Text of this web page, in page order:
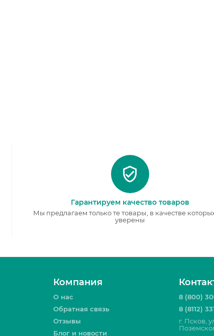
Гарантируем качество товаров
Мы предлагаем только те товары, в качестве
уверены
Компания
О нас
Обратная связь
Отзывы
Блог и новости
8 (800)
8 (8112)
г. Псков,